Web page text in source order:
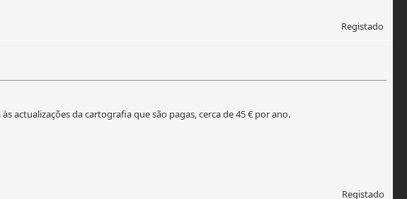
Registado
actualizações da cartografia que são pagas, cerca de 45 € por ano.
Registado